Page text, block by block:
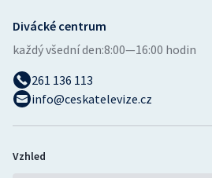
Divácké centrum
každý všední den:8:00—16:00 hodin
261 136 113
info@ceskatelevize.cz
Vzhled